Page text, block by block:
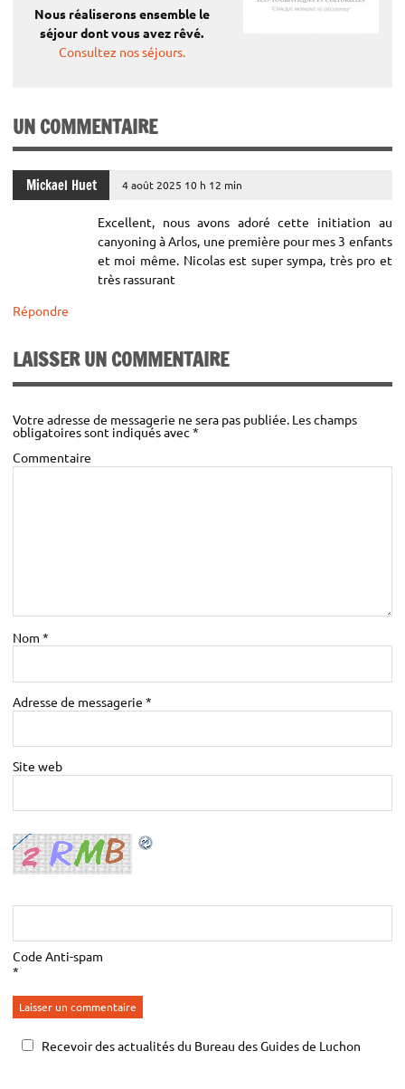
Tarifs Préférentiels¹:
(par personne)
Tarif famille²:
(par personne)
€
Tarifs engagement³:
(pour le groupe)
210
Partenaires, groupes (dès 7 personnes), demandeurs d’emplois,
étudiants, Tarifs fidélité (dès la 2ème inscription dans la saison)
Un professionnel est mis à la disposition de votre groupe de 6 pers max
Nous réaliserons ensemble le
séjour dont vous avez rêvé.
Consultez nos séjours.
UN COMMENTAIRE
Mickael Huet 4 août 2025 10 h 12 min
Excellent, nous avons adoré cette initiation au
canyoning à Arlos, une première pour mes 3 enfants
et moi même. Nicolas est super sympa, très pro et
très rassurant
Répondre
LAISSER UN COMMENTAIRE
Votre adresse de messagerie ne sera pas publiée. Les champs
obligatoires sont indiqués avec*
Commentaire
Nom*
Adresse de messagerie*
Site web
Code Anti-spam
*
Recevoir des actualités du Bureau des Guides de Luchon